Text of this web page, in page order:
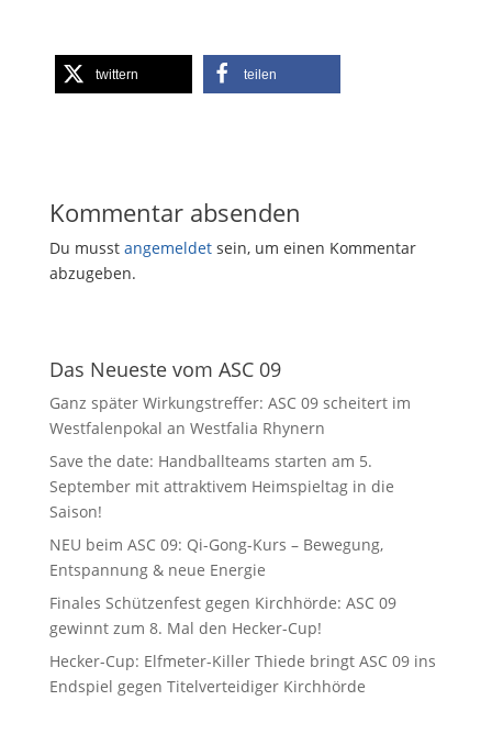
twittern teilen
Kommentar absenden
Du musst angemeldetsein, um einen Kommentar
abzugeben.
Das Neueste vom ASC 09
Ganz später Wirkungstreffer: ASC 09 scheitert im
Westfalenpokal an Westfalia Rhynern
Save the date: Handballteams starten am 5.
September mit attraktivem Heimspieltag in die
Saison!
NEU beim ASC 09: Qi-Gong-Kurs – Bewegung,
Entspannung & neue Energie
Finales Schützenfest gegen Kirchhörde: ASC 09
gewinnt zum 8. Mal den Hecker-Cup!
Hecker-Cup: Elfmeter-Killer Thiede bringt ASC 09 ins
Endspiel gegen Titelverteidiger Kirchhörde